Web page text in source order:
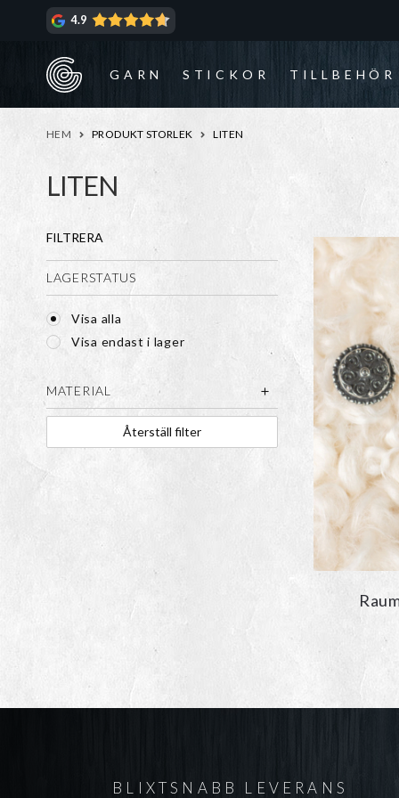
4.9
GARN STICKOR TILLBEHÖR
HEM PRODUKT STORLEK LITEN
LITEN
FILTRERA
LAGERSTATUS
Visa alla
Visa endast i lager
MATERIAL
Återställ filter
BLIXTSNABB LEVERANS